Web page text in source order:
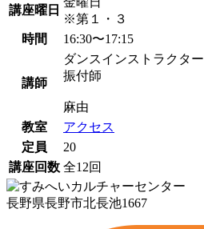
講座曜日
※第１・３
時間
16:30〜17:15
講師
ダンスインストラクター
振付師
麻由
教室
アクセス
定員
20
講座回数 全12回
長野県長野市北長池1667